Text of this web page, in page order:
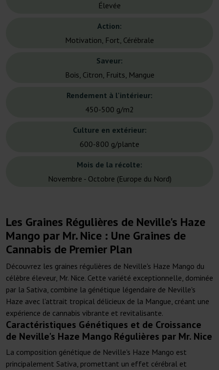
Élevée
Action:
Motivation, Fort, Cérébrale
Saveur:
Bois, Citron, Fruits, Mangue
Rendement à l'intérieur:
450-500 g/m2
Culture en extérieur:
600-800 g/plante
Mois de la récolte:
Novembre - Octobre (Europe du Nord)
Les Graines Régulières de Neville's Haze
Mango par Mr. Nice : Une Graines de
Cannabis de Premier Plan
Découvrez les graines régulières de Neville's Haze Mango du
célèbre éleveur, Mr. Nice. Cette variété exceptionnelle, dominée
par la Sativa, combine la génétique légendaire de Neville's
Haze avec l'attrait tropical délicieux de la Mangue, créant une
expérience de cannabis vibrante et revitalisante.
Caractéristiques Génétiques et de Croissance
de Neville's Haze Mango Régulières par Mr. Nice
La composition génétique de Neville's Haze Mango est
principalement Sativa, promettant un effet cérébral et